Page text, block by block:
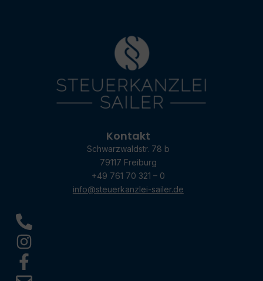
Kontakt
Schwarzwaldstr. 78 b
79117 Freiburg
+49 761 70 321 – 0
info@steuerkanzlei-sailer.de